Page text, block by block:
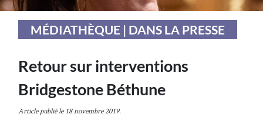
MÉDIATHÈQUE | DANS LA PRESSE
Retour sur interventions
Bridgestone Béthune
Article publié le 18 novembre 2019.